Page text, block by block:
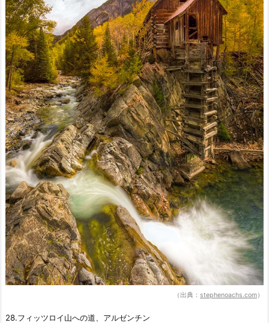
（出典： stephenoachs.com）
28.フィッツロイ山への道、アルゼンチン